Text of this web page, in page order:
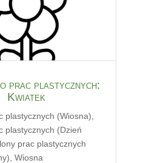
prac plastycznych:
Kwiatek
plastycznych (Wiosna)
plastycznych (Dzień
prac plastycznych
Wiosna